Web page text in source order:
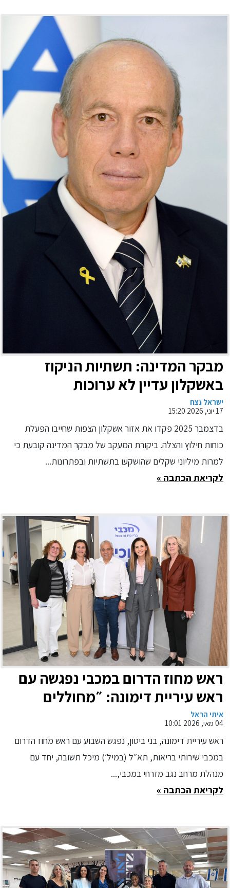
מבקר המדינה: תשתיות הניקוז
באשקלון עדיין לא ערוכות
לשיטפונות. כמו כן: ליקויים בחלוקת
התמיכות לתנועות הנוער בדימונה
ישראל נצח
17 יוני, 2026 15:20
בדצמבר 2025 פקדו את אזור אשקלון הצפות שחייבו הפעלת
כוחות חילוץ והצלה. ביקורת המעקב של מבקר המדינה קובעת כי
למרות מיליוני שקלים שהושקעו בתשתיות ובפתרונות...
לקריאת הכתבה »
ראש מחוז הדרום במכבי נפגשה עם
ראש עיריית דימונה: ״מחוללים
מהפכה ברפואת הקהילה בנגב
המזרחי״
איתי הראל
04 מאי, 2026 10:01
ראש עיריית דימונה, בני ביטון, נפגש השבוע עם ראש מחוז הדרום
במכבי שירותי בריאות, תא״ל (במיל׳) מיכל תשובה, יחד עם
מנהלת מרחב נגב מזרחי במכבי,...
לקריאת הכתבה »